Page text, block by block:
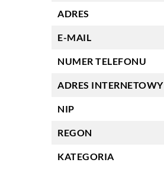
ADRES
E-MAIL
NUMER TELEFONU
ADRES INTERNETOWY
NIP
REGON
KATEGORIA